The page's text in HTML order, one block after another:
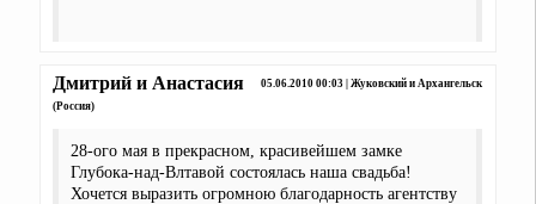
Дмитрий и Анастасия
05.06.2010 00:03 | Жуковский и Архангельск
(Россия)
28-ого мая в прекрасном, красивейшем замке
Глубока-над-Влтавой состоялась наша свадьба!
Хочется выразить огромною благодарность агентству